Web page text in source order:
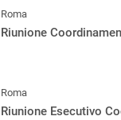
Roma
Riunione
Roma
Riunione Esecutivo